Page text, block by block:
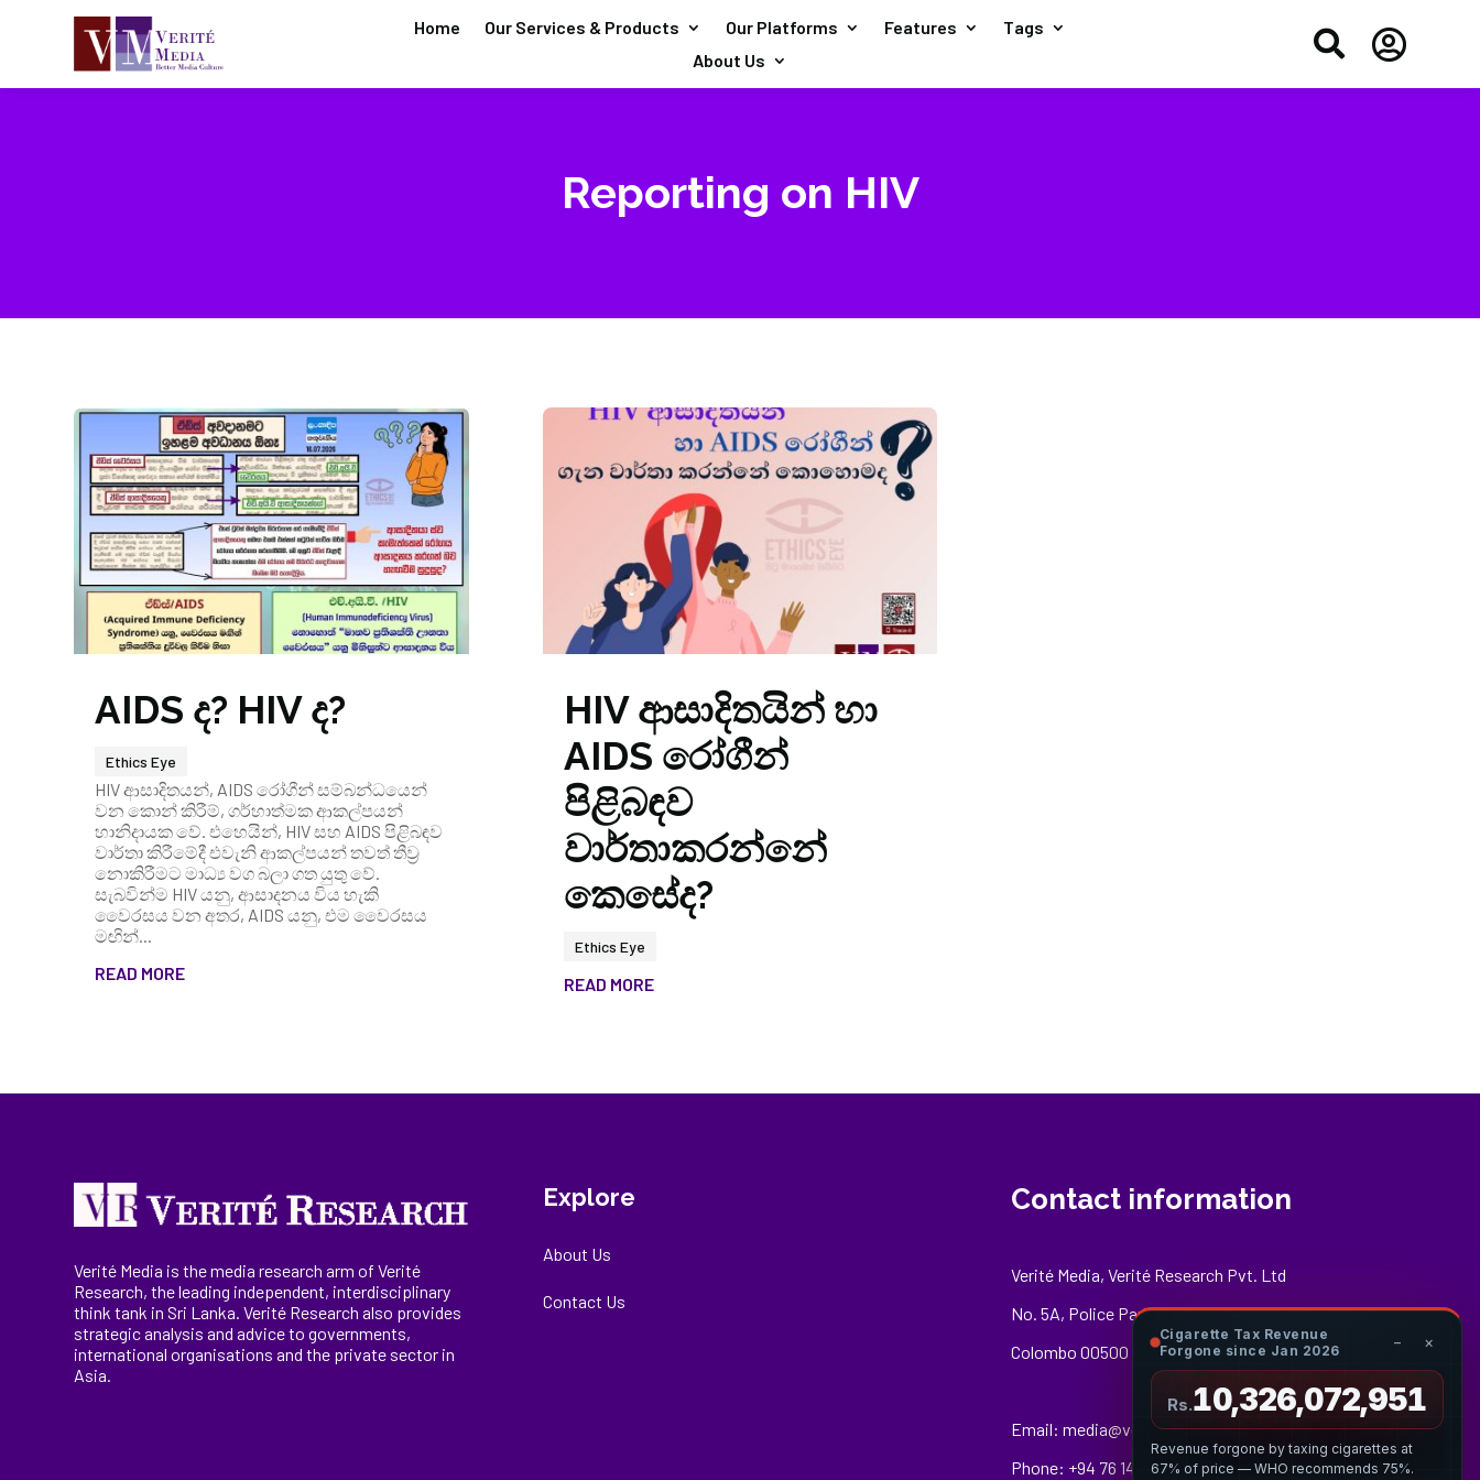
Home Our Services & Products Our Platforms Features
Tags
About Us
 
Reporting on HIV
AIDS ද? HIV ද?
Ethics Eye
HIV ආසාදිතයන්, AIDS රෝගීන් සම්බන්ධයෙන්
වන කොන් කිරීම්, ගර්හාත්මක ආකල්පයන්
හානිදායක වේ. එහෙයින්, HIV සහ AIDS පිළිබඳව
වාර්තා කිරීමේදී එවැනි ආකල්පයන් තවත් තීව්‍ර
නොකිරීමට මාධ්‍ය වග බලා ගත යුතු වේ.
සැබවින්ම HIV යනු, ආසාදනය විය හැකි
වෛරසය වන අතර, AIDS යනු, එම වෛරසය
මඟින්...
READ MORE
HIV ආසාදිතයින් හා
AIDS රෝගීන්
පිළිබඳව
වාර්තාකරන්නේ
කෙසේද?
Ethics Eye
READ MORE
Verité Media is the media research arm of Verité
Research, theleading independent, interdisciplinary
think tank in Sri Lanka. Verité Research also provides
strategic analysis and advice to governments,
internationalorganisations and the private sector in
Asia.
Explore
About Us
Contact Us
Contact information
Verité Media, Verité Research Pvt. Ltd
No. 5A, Police Park Place,
Colombo 00500
Email: media@veriteresearch.org
Phone: +94 76 148 8544
Cigarette Tax Revenue
Forgone since Jan 2026
− ×
Rs.10,326,073,221
Revenue forgone by taxing cigarettes at
67% of price — WHO recommends 75%.